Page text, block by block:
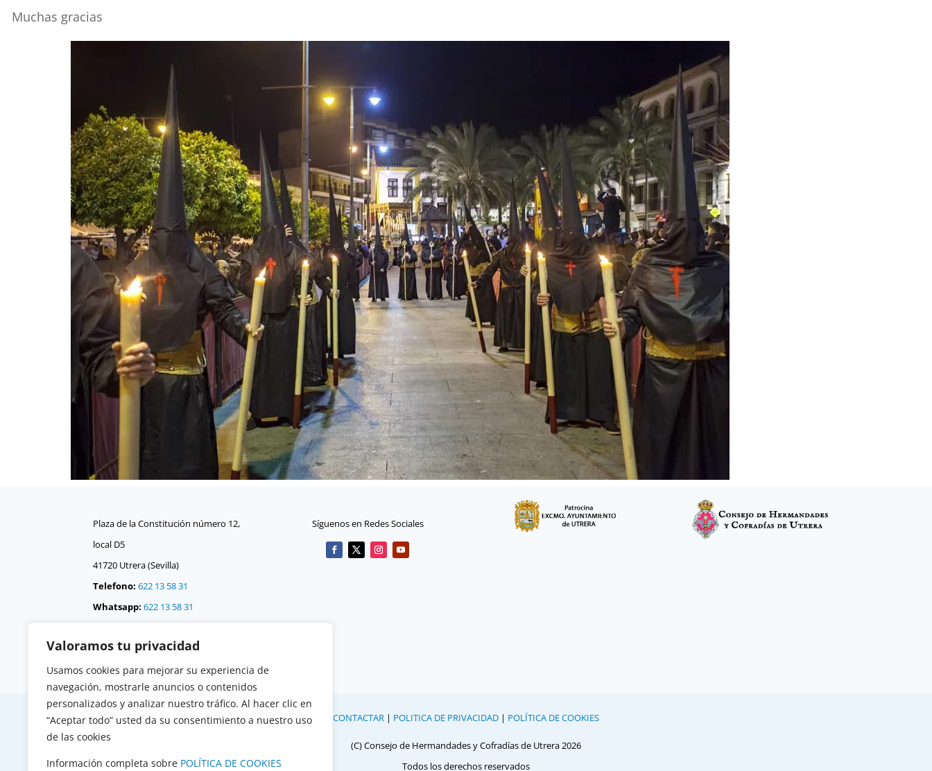
Valoramos tu privacidad
Usamos cookies para mejorar su experiencia de
navegación, mostrarle anuncios o contenidos
personalizados y analizar nuestro tráfico. Al hacer clic en
“Aceptar todo” usted da su consentimiento a nuestro uso
de las cookies
Información completa sobre POLÍTICA DE COOKIES
Muchas gracias
Plaza de la Constitución número 12,
local D5
41720 Utrera (Sevilla)
Telefono: 622 13 58 31
Whatsapp: 622 13 58 31
consejodehermandadesdeutrera.org
Síguenos en Redes Sociales
CONTACTAR | POLITICA DE PRIVACIDAD | POLÍTICA DE COOKIES
(C) Consejo de Hermandades y Cofradías de Utrera 2026
Todos los derechos reservados